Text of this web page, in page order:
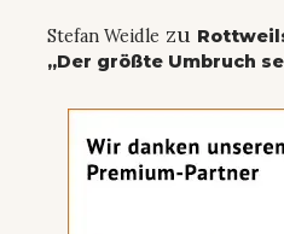
Stefan Weidle zu
„Der größte Umbruch